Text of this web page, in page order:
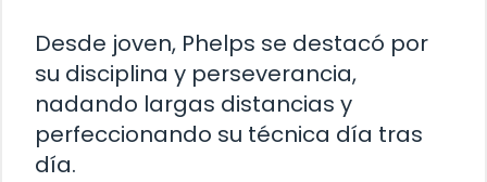
Desde joven, Phelps se destacó por
su disciplina y perseverancia,
nadando largas distancias y
perfeccionando su técnica día tras
día.